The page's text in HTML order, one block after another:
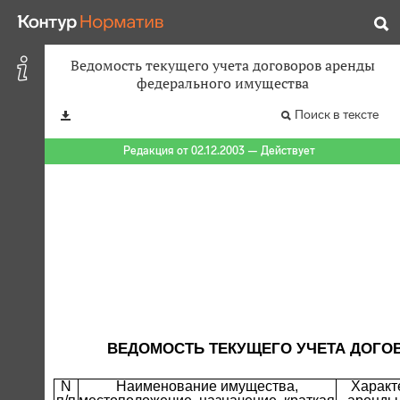
Ведомость текущего учета договоров аренды
федерального имущества
Поиск в тексте
Редакция от 02.12.2003 — Действует
ВЕДОМОСТЬ ТЕКУЩЕГО УЧЕТА
N
Наименование имущества,